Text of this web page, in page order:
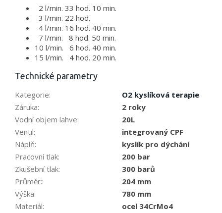
2 l/min. 33 hod. 10 min.
3 l/min. 22 hod.
4 l/min. 16 hod. 40 min.
7 l/min. 8 hod. 50 min.
10 l/min. 6 hod. 40 min.
15 l/min. 4 hod. 20 min.
Technické parametry
Kategorie:
O2 kyslíková terapie
Záruka:
2 roky
Vodní objem lahve:
20L
Ventil:
integrovaný CPF
Náplň:
kyslík pro dýchání
Pracovní tlak:
200 bar
Zkušební tlak:
300 barů
Průměr::
204 mm
Výška:
780 mm
Materiál:
ocel 34CrMo4